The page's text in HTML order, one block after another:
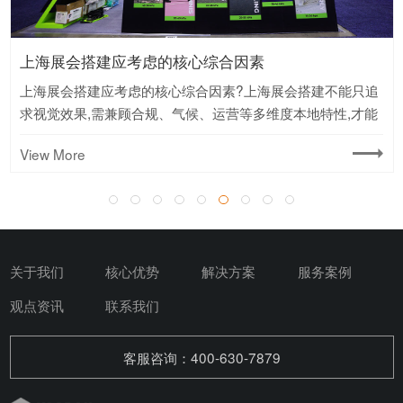
国际展会搭建避坑指南|外贸人务必收藏
国际展会搭建避坑指南,外贸人务必收藏?国际展会是外贸人拿
订单的核心战场,但搭建一旦踩坑,几万块直接打水漂.这五条避
View More
关于我们 核心优势 解决方案
服务案例
观点资讯
联系我们
客服咨询：400-630-7879